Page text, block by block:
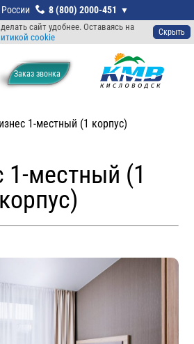
сайт удобнее. Оставаясь на
cookie Скрыть
Заказ звонкa
8 (800) 2000-451
1-местный (1 корпус)
1-местный (1
корпус)